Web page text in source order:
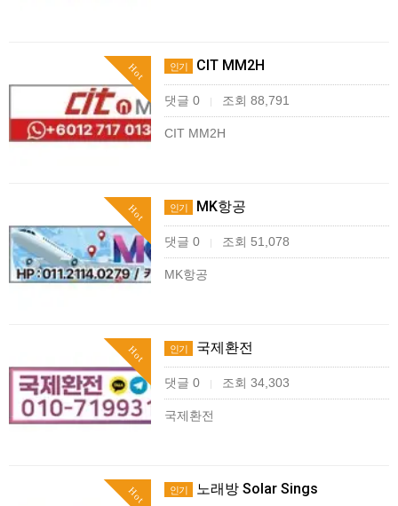
Hot 인기 CIT MM2H
댓글 0 | 조회 88,791
CIT MM2H
Hot 인기 MK항공
댓글 0 | 조회 51,078
MK항공
Hot 인기 국제환전
댓글 0 | 조회 34,303
국제환전
Hot 인기 노래방 Solar Sings